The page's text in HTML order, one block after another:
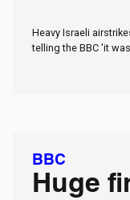
Heavy Israeli
telling the BBC 'it
BBC
Huge